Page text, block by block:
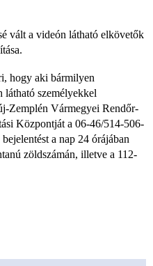
vált a videón látható elkövetők
hogy aki bármilyen
személyekkel
Zemplén Vármegyei Rendőr-
Központját a 06-46/514-506-
a nap 24 órájában
zöldszámán, illetve a 112-